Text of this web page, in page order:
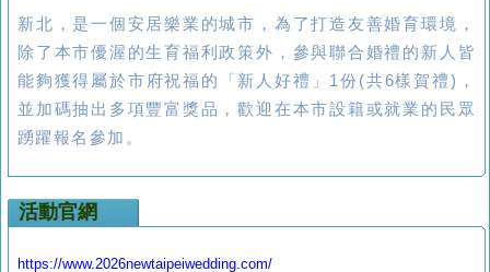
新北，是一個安居樂業的城市，為了打造友善婚育環境，
除了本市優渥的生育福利政策外，參與聯合婚禮的新人皆
能夠獲得屬於市府祝福的「新人好禮」1份(共6樣賀禮)，
並加碼抽出多項豐富獎品，歡迎在本市設籍或就業的民眾
踴躍報名參加。
活動官網
https://www.2026newtaipeiwedding.com/